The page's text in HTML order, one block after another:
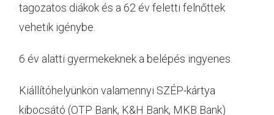
tagozatos diákok és a 62 év feletti felnőttek
vehetik igénybe.
6 év alatti gyermekeknek a belépés ingyenes.
Kiállítóhelyünkön valamennyi SZÉP-kártya
kibocsátó (OTP Bank, K&H Bank, MKB Bank)